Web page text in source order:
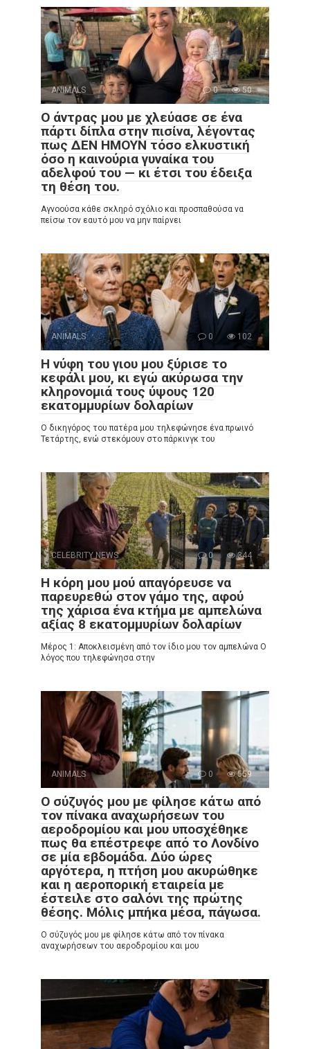
ANIMALS 0 50
Ο άντρας μου με χλεύασε σε ένα
πάρτι δίπλα στην πισίνα, λέγοντας
πως ΔΕΝ ΗΜΟΥΝ τόσο ελκυστική
όσο η καινούρια γυναίκα του
αδελφού του — κι έτσι του έδειξα
τη θέση του.
Αγνοούσα κάθε σκληρό σχόλιο και προσπαθούσα να
πείσω τον εαυτό μου να μην παίρνει
ANIMALS 0 102
Η νύφη του γιου μου ξύρισε το
κεφάλι μου, κι εγώ ακύρωσα την
κληρονομιά τους ύψους 120
εκατομμυρίων δολαρίων
Ο δικηγόρος του πατέρα μου τηλεφώνησε ένα πρωινό
Τετάρτης, ενώ στεκόμουν στο πάρκινγκ του
CELEBRITY NEWS 0 344
Η κόρη μου μού απαγόρευσε να
παρευρεθώ στον γάμο της, αφού
της χάρισα ένα κτήμα με αμπελώνα
αξίας 8 εκατομμυρίων δολαρίων
Μέρος 1: Αποκλεισμένη από τον ίδιο μου τον αμπελώνα Ο
λόγος που τηλεφώνησα στην
ANIMALS 0 559
Ο σύζυγός μου με φίλησε κάτω από
τον πίνακα αναχωρήσεων του
αεροδρομίου και μου υποσχέθηκε
πως θα επέστρεφε από το Λονδίνο
σε μία εβδομάδα. Δύο ώρες
αργότερα, η πτήση μου ακυρώθηκε
και η αεροπορική εταιρεία με
έστειλε στο σαλόνι της πρώτης
θέσης. Μόλις μπήκα μέσα, πάγωσα.
Ο σύζυγός μου με φίλησε κάτω από τον πίνακα
αναχωρήσεων του αεροδρομίου και μου